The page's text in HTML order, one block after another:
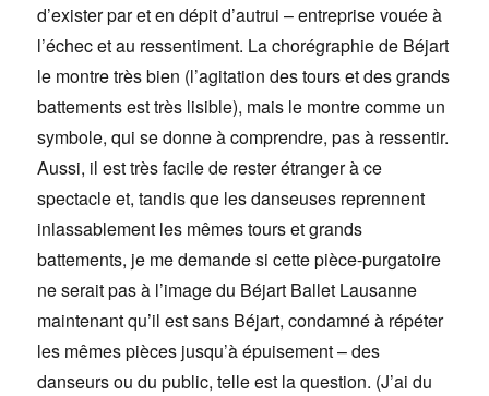
d’exister par et en dépit d’autrui – entreprise vouée à
l’échec et au ressentiment. La chorégraphie de Béjart
le montre très bien (l’agitation des tours et des grands
battements est très lisible), mais le montre comme un
symbole, qui se donne à comprendre, pas à ressentir.
Aussi, il est très facile de rester étranger à ce
spectacle et, tandis que les danseuses reprennent
inlassablement les mêmes tours et grands
battements, je me demande si cette pièce-purgatoire
ne serait pas à l’image du Béjart Ballet Lausanne
maintenant qu’il est sans Béjart, condamné à répéter
les mêmes pièces jusqu’à épuisement – des
danseurs ou du public, telle est la question. (J’ai du